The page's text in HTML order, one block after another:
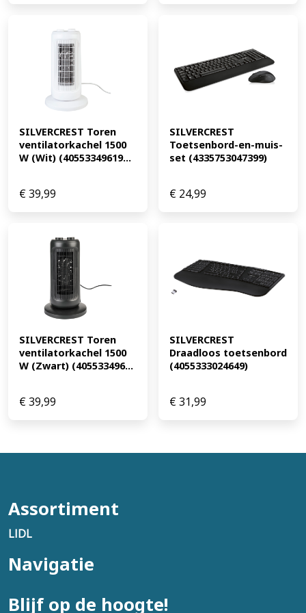
SILVERCREST Toren
ventilatorkachel 1500
W (Wit) (40553349619...
€39,99
SILVERCREST
Toetsenbord-en-muis-
set (4335753047399)
€ 24,99
SILVERCREST Toren
ventilatorkachel 1500
W (Zwart) (405533496...
€39,99
SILVERCREST
Draadloos toetsenbord
(4055333024649)
€31,99
Assortiment
LIDL
Navigatie
Blijf op de hoogte!